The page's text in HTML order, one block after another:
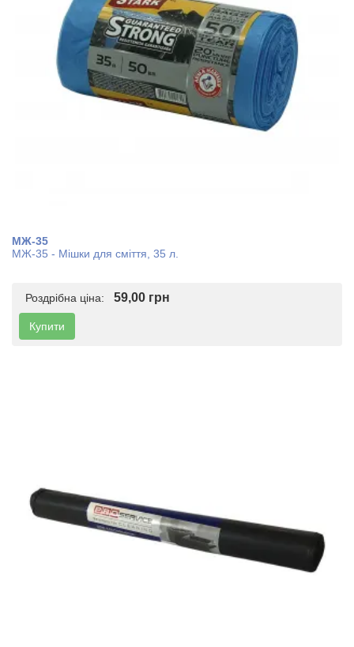
МЖ-35
МЖ-35 - Мішки для сміття, 35 л.
Роздрібна ціна: 59,00 грн
Купити